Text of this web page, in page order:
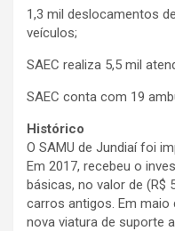
1,3 mil deslocamentos
veículos;
SAEC realiza 5,5 mil
SAEC conta com 19
Histórico
O SAMU de Jundiaí foi
Em 2017, recebeu o
básicas, no valor de (R$
carros antigos. Em maio
nova viatura de suporte